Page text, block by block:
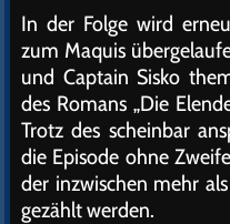
In der Folge wird
zum Maquis
und Captain Sisko
des Romans „Die
Trotz des scheinbar
die Episode ohne
der inzwischen mehr
gezählt werden.